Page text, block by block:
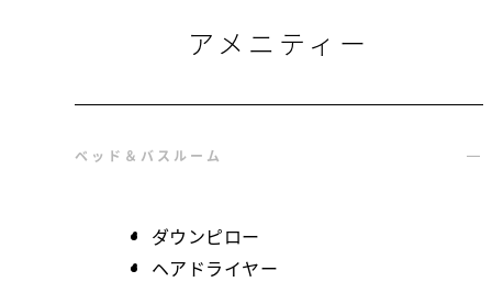
アメニティー
ベッド＆バスルーム
ダウンピロー
ヘアドライヤー